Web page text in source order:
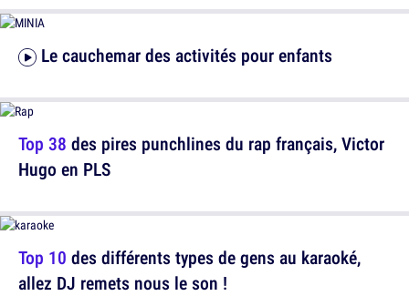
Le cauchemar des activités pour enfants
Top 10 des différents types de gens au karaoké,
allez DJ remets nous le son !
Top 38 des pires punchlines du rap français, Victor
Hugo en PLS